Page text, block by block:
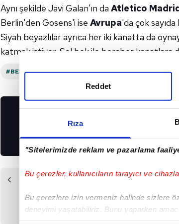
Rıza
"Sitelerimizde reklam ve pazarlama
Bu çerezler, kullanıcıların tarayıcı ve
Bu çerezlere izin vermeniz halinde sizlere
deneyimi yaşatabiliriz. Bunu yaparken
Reddet
Aynı şekilde Javi Galan'ın da Atletico
Berlin'den Gosens'i ise Avrupa'da çok
Siyah beyazlılar ayrıca her iki kanatta da
katmak istiyor. Sol bek ile beraber kanatlara
#BEŞIKTAŞ #İNGILTERE #AVRUPA #ATLETICO
UYGULAMALARIMIZI
Önceki Haber
Maccabi Tel Aviv